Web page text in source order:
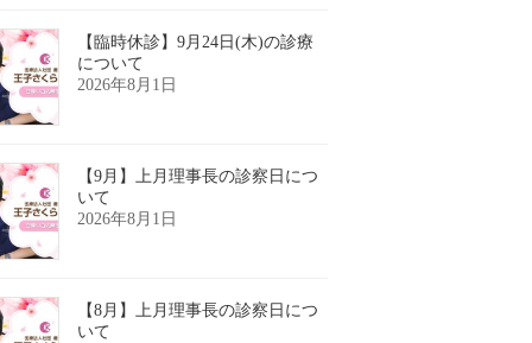
【臨時休診】9月24日(木)の診療
について
2026年8月1日
【9月】上月理事長の診察日につ
いて
2026年8月1日
【8月】上月理事長の診察日につ
いて